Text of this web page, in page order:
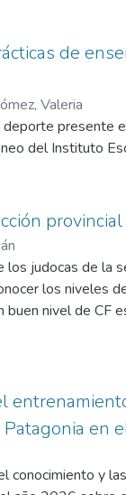
análisis de
de manera
física de
de
Valeria
presente
del Instituto
judocas de la
los niveles
nivel de CF
de una
físicos
muestra de
la recolección
fuerza del tren
una CF
en
y